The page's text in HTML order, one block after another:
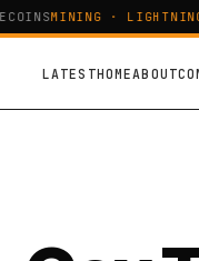
MINING · LIGHTNING
LATESTHOMEABOUT